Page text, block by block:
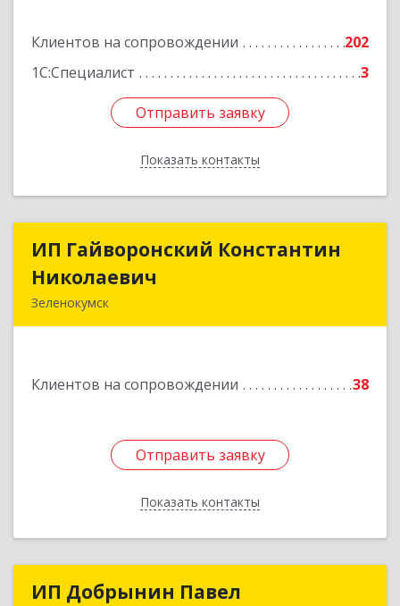
Клиентов на сопровождении
202
1С:Специалист
3
Отправить заявку
Показать контакты
Подробнее
Отправить заявку
Назад
ИП Гайворонский Константин
Николаевич
Зеленокумск
Клиентов на сопровождении 38
Отправить заявку
Показать контакты
ИП Гайворонский Константин
Подробнее
Отправить заявку
Назад
ИП Добрынин ПавелИП Добрынин Павел